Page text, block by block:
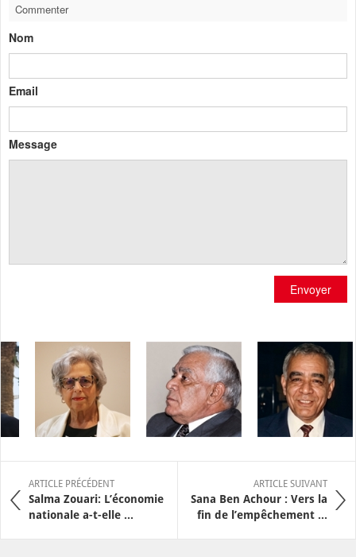
Commenter
Nom
Email
Message
Envoyer
ARTICLE PRÉCÉDENT
Salma Zouari: L’économie
nationale a-t-elle ...
ARTICLE SUIVANT
Sana Ben Achour : Vers la
fin de l’empêchement ...